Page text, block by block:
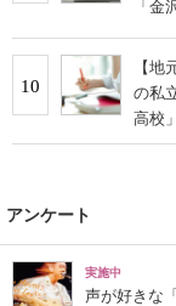
「金
10
【
の私
高校
アンケート
実施中
声が好きな